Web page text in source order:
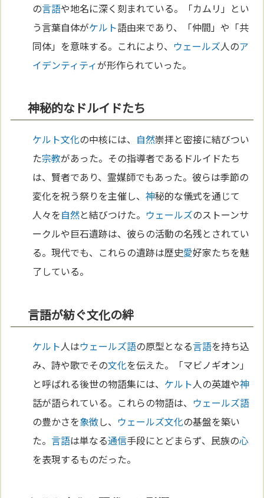
の言語や地名に深く刻まれている。「カムリ」とい
う言葉自体がケルト語由来であり、「仲間」や「共
同体」を意味する。これにより、 ウェールズ人のア
イデンティティが形作られていった。
神秘的なドルイドたち
ケルト文化の中核には、 自然崇拝と密接に結びつい
た宗教があった。その指導者であるドルイドたち
は、賢者であり、霊媒師でもあった。彼らは季節の
変化を祝う祭りを主催し、神秘的な儀式を通じて
人々を自然と結びつけた。 ウェールズのストーンサ
ークルや巨石遺跡は、彼らの活動の名残とされてい
る。現代でも、これらの遺跡は歴史愛好家たちを魅
了している。
言語が紡ぐ文化の絆
ケルト人はウェールズ語の原型となる言語を持ち込
み、詩や歌でその文化を伝えた。「マビノギオン」
と呼ばれる後世の物語集には、 ケルト人の英雄や神
話が語られている。これらの物語は、 ウェールズ語
の豊かさを象徴し、 ウェールズ文化の基盤を築い
た。言語は単なる通信手段にとどまらず、民族の心
を表現するものだった。